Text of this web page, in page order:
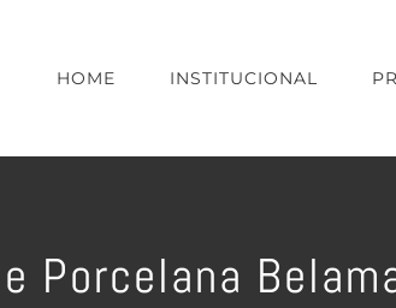
HOME INSTITUCIONAL
Porcelana